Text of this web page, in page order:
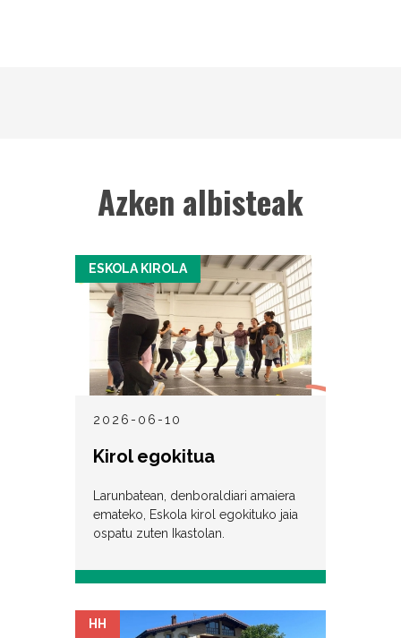
Azken albisteak
2026-06-10
ESKOLA KIROLA
Kirol egokitua
Larunbatean, denboraldiari amaiera
emateko, Eskola kirol egokituko jaia
ospatu zuten Ikastolan.
HH